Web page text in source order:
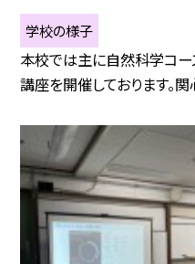
学校の様子
本校では主に自然科学コ
講座を開催しております。関